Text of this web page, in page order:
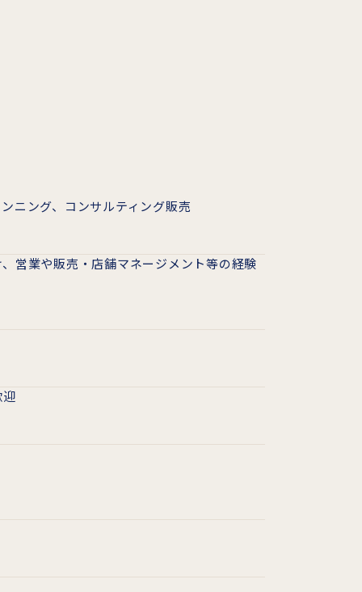
ニング、コンサルティング販売
営業や販売・店舗マネージメント等の経験